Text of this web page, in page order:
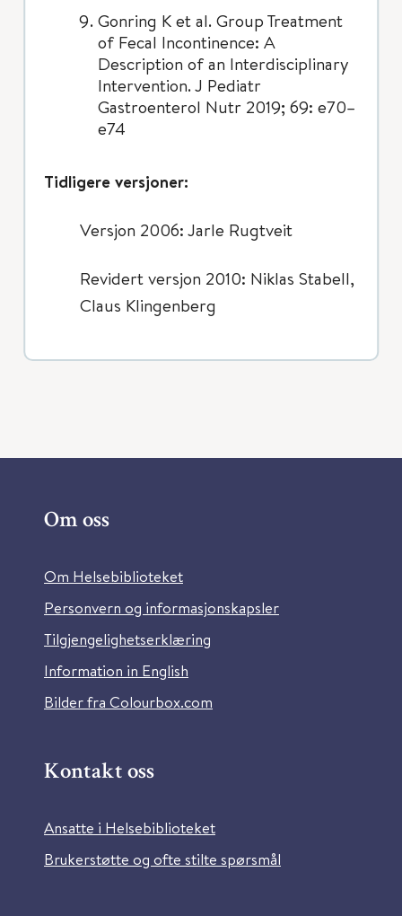
Gonring K et al. Group Treatment
of Fecal Incontinence: A
Description of an Interdisciplinary
Intervention. J Pediatr
Gastroenterol Nutr 2019; 69: e70–
e74
Tidligere versjoner:
Versjon 2006: Jarle Rugtveit
Revidert versjon 2010: Niklas Stabell,
Claus Klingenberg
Om oss
Om Helsebiblioteket
Personvern og informasjonskapsler
Tilgjengelighetserklæring
Information in English
Bilder fra Colourbox.com
Kontakt oss
Ansatte i Helsebiblioteket
Brukerstøtte og ofte stilte spørsmål